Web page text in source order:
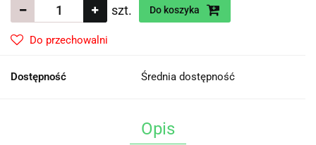
szt. Do koszyka
Do przechowalni
Dostępność Średnia dostępność
Opis